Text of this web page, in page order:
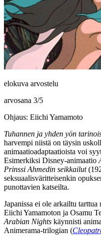
elokuva arvostelu
arvosana 3/5
Ohjaus: Eiichi Yamamoto
Tuhannen ja yhden yön
harvempi niistä on täysin
animaatioadaptaatioista voi
Esimerkiksi Disney-animaatio
Prinssi Ahmedin seikkailut
seksuaalisväritteisenkin
punottavien katseilta.
Japanissa ei ole arkailtu
Eiichi Yamamoton ja Osamu
Arabian Nights käynnisti
Animerama-trilogian (